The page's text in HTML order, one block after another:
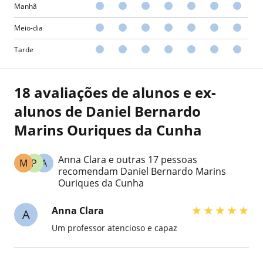
Manhã
Meio-dia
Tarde
18 avaliações de alunos e ex-
alunos de Daniel Bernardo
Marins Ouriques da Cunha
A
P
M
Anna Clara e outras 17 pessoas
recomendam Daniel Bernardo Marins
Ouriques da Cunha
A Anna Clara ★★★★★
Um professor atencioso e capaz